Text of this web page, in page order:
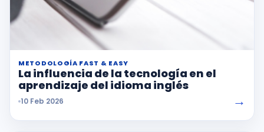
METODOLOGÍA FAST & EASY
La influencia de la tecnología en el
aprendizaje del idioma inglés
10 Feb 2026 →